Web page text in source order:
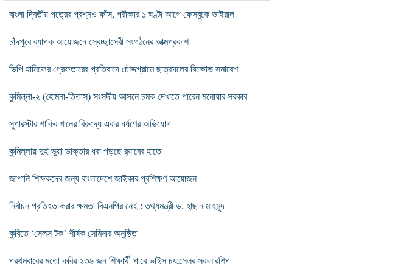
বাংলা দ্বিতীয় পত্রের প্রশ্নও ফাঁস, পরীক্ষার ১ ঘণ্টা আগে ফেসবুকে ভাইরাল
চাঁদপুরে ব্যাপক আয়োজনে স্বেচ্ছাসেবী সংগঠনের আত্মপ্রকাশ
ভিপি হানিফের গ্রেফতারের প্রতিবাদে চৌদ্দগ্রামে ছাত্রদলের বিক্ষোভ সমাবেশ
কুমিল্লা-২ (হোমনা-তিতাস) সংসদীয় আসনে চমক দেখাতে পারেন মনোয়ার সরকার
সুপারস্টার শাকিব খানের বিরুদ্ধে এবার ধর্ষণের অভিযোগ
কুমিল্লায় দুই ভুয়া ডাক্তার ধরা পড়ছে র‌্যাবের হাতে
জাপানি শিক্ষকদের জন্য বাংলাদেশে জাইকার প্রশিক্ষণ আয়োজন
নির্বাচন প্রতিহত করার ক্ষমতা বিএনপির নেই : তথ্যমন্ত্রী ড. হাছান মাহমুদ
কুবিতে ‘সেলস টক’ শীর্ষক সেমিনার অনুষ্ঠিত
প্রথমবারের মতো কুবির ২৩৬ জন শিক্ষার্থী পাবে ভাইস চ্যান্সেলর স্কলারশিপ